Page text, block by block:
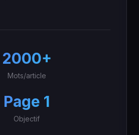
2000+
Mots/article
Page 1
Objectif